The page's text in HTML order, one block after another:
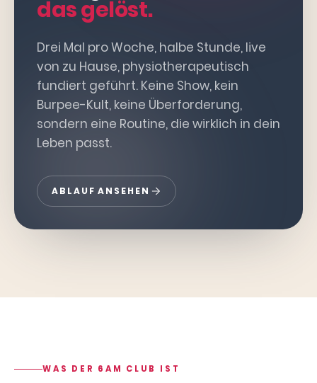
das gelöst.
Drei Mal pro Woche, halbe Stunde, live
von zu Hause, physiotherapeutisch
fundiert geführt. Keine Show, kein
Burpee-Kult, keine Überforderung,
sondern eine Routine, die wirklich in dein
Leben passt.
ABLAUF ANSEHEN
WAS DER 6AM CLUB IST